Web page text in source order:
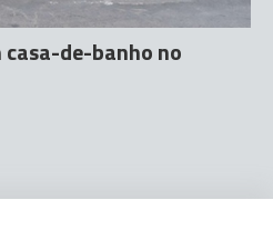
de-banho no